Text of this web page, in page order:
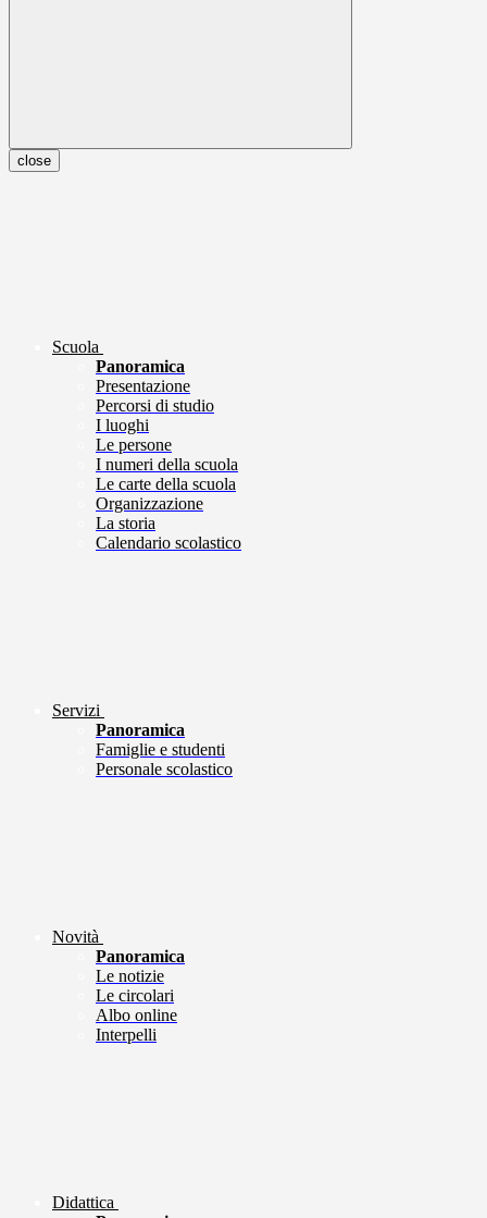
close
Scuola
Panoramica
Presentazione
Percorsi di studio
I luoghi
Le persone
I numeri della scuola
Le carte della scuola
Organizzazione
La storia
Calendario scolastico
Servizi
Panoramica
Famiglie e studenti
Personale scolastico
Novità
Panoramica
Le notizie
Le circolari
Albo online
Interpelli
Didattica